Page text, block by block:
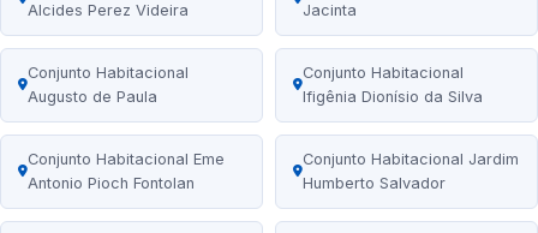
Alcides Perez Videira
Jacinta
Conjunto Habitacional
Augusto de Paula
Conjunto Habitacional
Ifigênia Dionísio da Silva
Conjunto Habitacional Eme
Antonio Pioch Fontolan
Conjunto Habitacional Jardim
Humberto Salvador